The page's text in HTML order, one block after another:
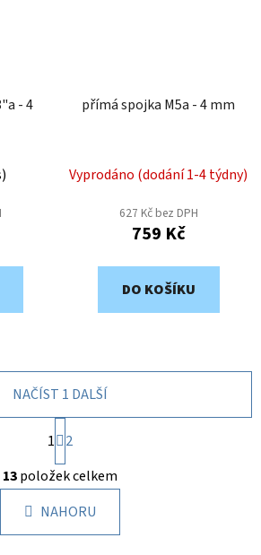
- 4
)
přímá spojka M5a - 4 mm
Vyprodáno (dodání 1-4 týdny)
627 Kč bez DPH
759 Kč
DO KOŠÍKU
O
v
l
á
d
NAČÍST 1 DALŠÍ
S
t
r
á
n
k
1
2
13položek celkem
NAHORU